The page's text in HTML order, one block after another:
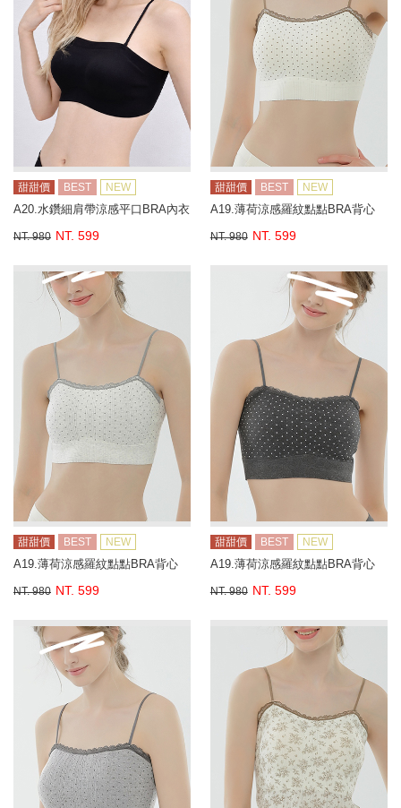
甜甜價 BEST NEW
A20.水鑽細肩帶涼感平口BRA內衣
NT. 980 NT. 599
甜甜價 BEST NEW
A19.薄荷涼感羅紋點點BRA背心
NT. 980 NT. 599
甜甜價 BEST NEW
A19.薄荷涼感羅紋點點BRA背心
NT. 980 NT. 599
甜甜價 BEST NEW
A19.薄荷涼感羅紋點點BRA背心
NT. 980 NT. 599